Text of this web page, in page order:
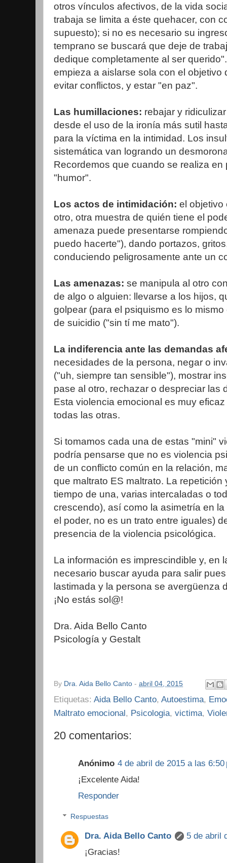
otros vínculos afectivos, de la vida
trabaja se limita a éste quehacer, con
supuesto); si no es necesario su
temprano se buscará que deje de
dedique completamente al ser
empieza a aislarse sola con el objetivo
evitar conflictos, y estar "en paz".
Las humillaciones: rebajar y
desde el uso de la ironía más sutil
para la víctima en la intimidad. Los
sistemática van logrando un
Recordemos que cuando se realiza
"humor".
Los actos de intimidación: el objetivo
otro, otra muestra de quién tiene el
amenaza puede presentarse
puedo hacerte"), dando portazos,
conduciendo peligrosamente ante un
Las amenazas: se manipula al otro
de algo o alguien: llevarse a los hijos,
golpear (para el psiquismo es lo
de suicidio ("sin tí me mato").
La indiferencia ante las demandas
necesidades de la persona, negar o
("uh, siempre tan sensible"), mostrar
pase al otro, rechazar o despreciar las
Esta violencia emocional es muy
todas las otras.
Si tomamos cada una de estas "mini"
podría pensarse que no es violencia
de un conflicto común en la relación,
que maltrato ES maltrato. La
tiempo de una, varias intercaladas o
crescendo), así como la asimetría en
el poder, no es un trato entre iguales)
presencia de la violencia psicológica.
La información es imprescindible y, en
necesario buscar ayuda para salir
lastimada y la persona se avergüenza
¡No estás sol@!
Dra. Aida Bello Canto
Psicología y Gestalt
By Dra. Aida Bello Canto - abril 04, 2015
Etiquetas: Aida Bello Canto, Autoestima,
Maltrato emocional, Psicologia, victima,
20 comentarios:
Anónimo 4 de abril de 2015 a las 6:50
¡Excelente Aida!
Responder
Respuestas
Dra. Aida Bello Canto
5 de abril
¡Gracias!